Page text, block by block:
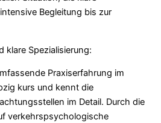
Begleitung bis zur
klare Spezialisierung:
Praxiserfahrung im
kurs und kennt die
im Detail. Durch die
verkehrspsychologische